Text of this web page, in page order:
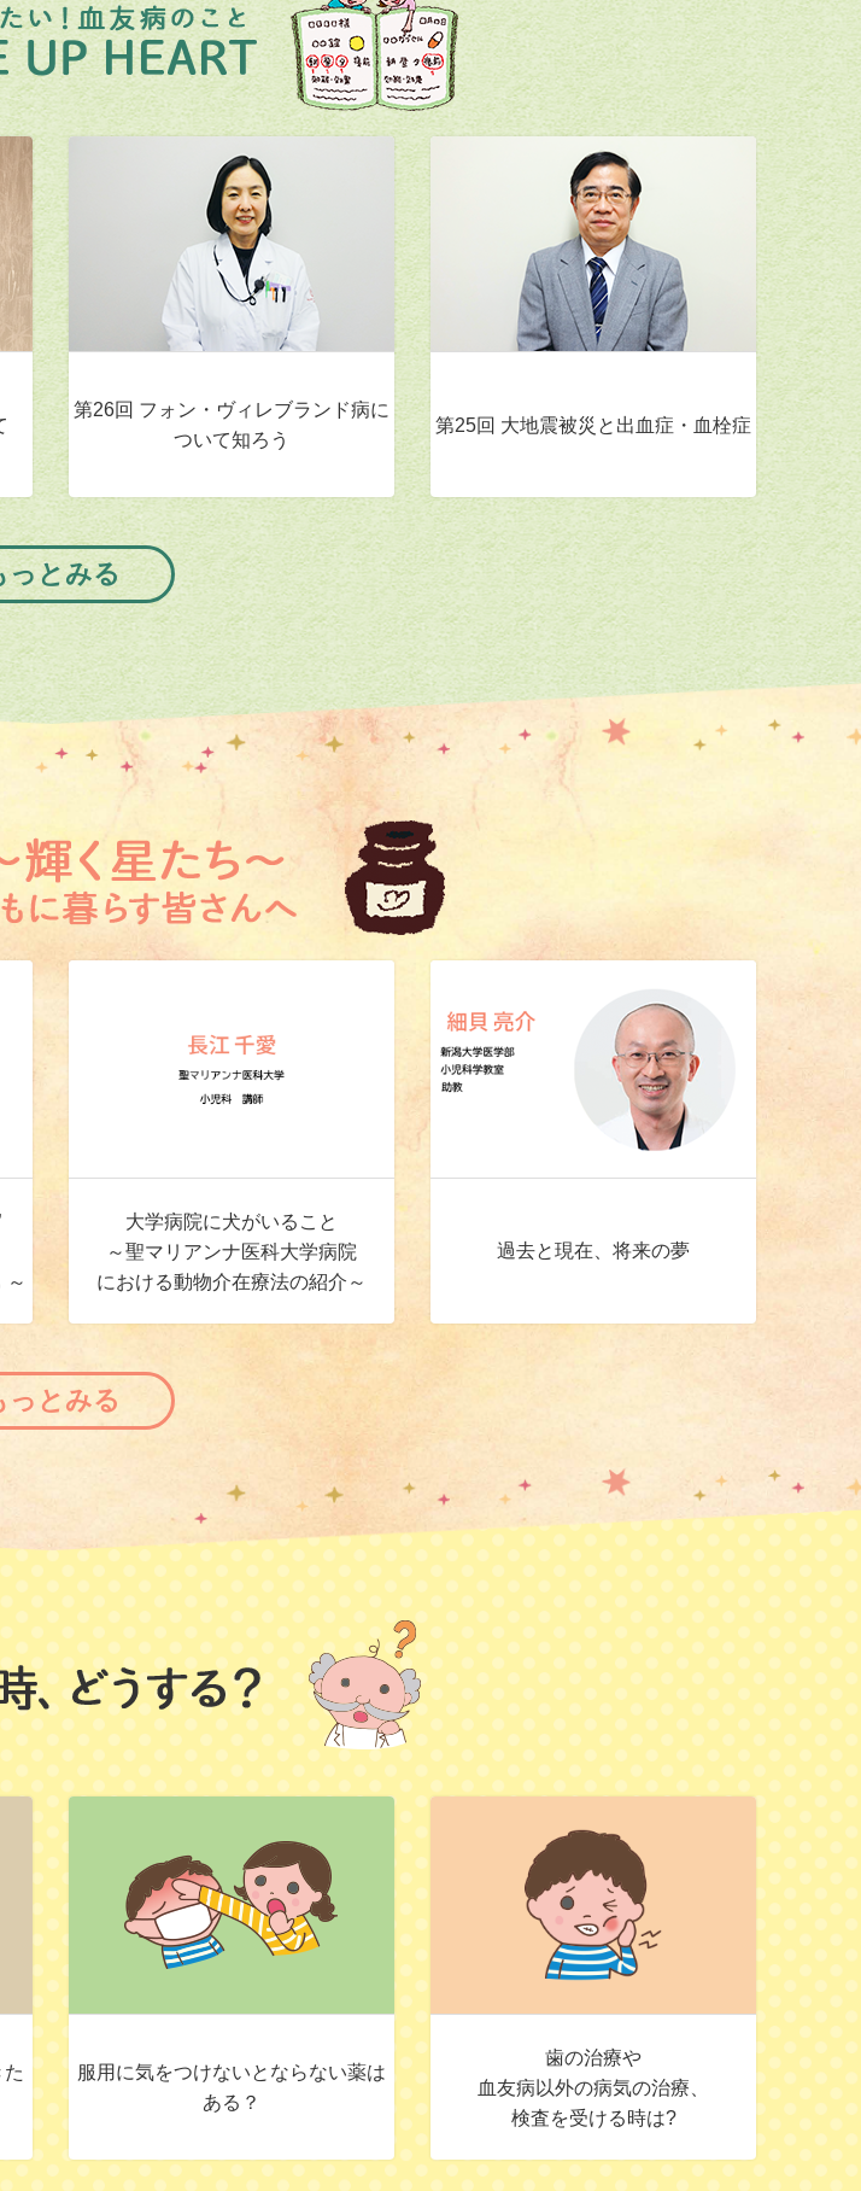
第26回 フォン・ヴィレブランド病に
ついて知ろう
第25回 大地震被災と出血症・血栓症
っとみる
～
大学病院に犬がいること
～聖マリアンナ医科大学病院
における動物介在療法の紹介～
過去と現在、将来の夢
っとみる
服用に気をつけないとならない薬は
ある？
歯の治療や
血友病以外の病気の治療、
検査を受ける時は?